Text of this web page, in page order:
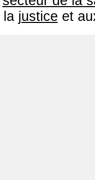
la justice et